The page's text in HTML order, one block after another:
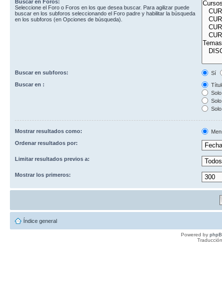
Buscar en Foros:
Seleccione el Foro o Foros en los que desea buscar. Para agilizar puede
buscar en los subforos seleccionando el Foro padre y habilitar la búsqueda
en los subforos (en Opciones de búsqueda).
Buscar en subforos:
Sí
Buscar en :
Mostrar resultados como:
Ordenar resultados por:
Limitar resultados previos a:
Mostrar los primeros:
Índice general
Powered by